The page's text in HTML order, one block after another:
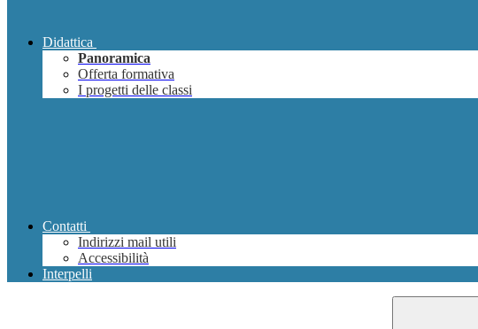
Didattica
Panoramica
Offerta formativa
I progetti delle classi
Contatti
Indirizzi mail utili
Accessibilità
Interpelli